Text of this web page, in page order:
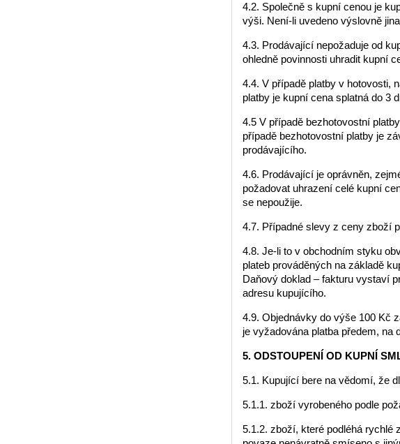
4.2. Společně s kupní cenou je
výši. Není-li uvedeno výslovně
4.3. Prodávající nepožaduje od
ohledně povinnosti uhradit kupní
4.4. V případě platby v hotovosti,
platby je kupní cena splatná do 3
4.5 V případě bezhotovostní
případě bezhotovostní platby je
prodávajícího.
4.6. Prodávající je oprávněn,
požadovat uhrazení celé kupní
se nepoužije.
4.7. Případné slevy z ceny zboží
4.8. Je-li to v obchodním styku
plateb prováděných na základě
Daňový doklad – fakturu vystaví
adresu kupujícího.
4.9. Objednávky do výše 100 Kč
je vyžadována platba předem, na
5. ODSTOUPENÍ OD KUPNÍ
5.1. Kupující bere na vědomí, že
5.1.1. zboží vyrobeného podle
5.1.2. zboží, které podléhá rychlé